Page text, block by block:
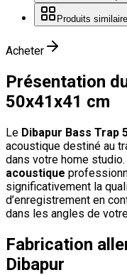
Produits
Acheter
Présentation
50x41x41 cm
Le Dibapur Bass Trap
acoustique destiné au
dans votre home
acoustique
significativement la
d’enregistrement en
dans les angles de
Fabrication
Dibapur